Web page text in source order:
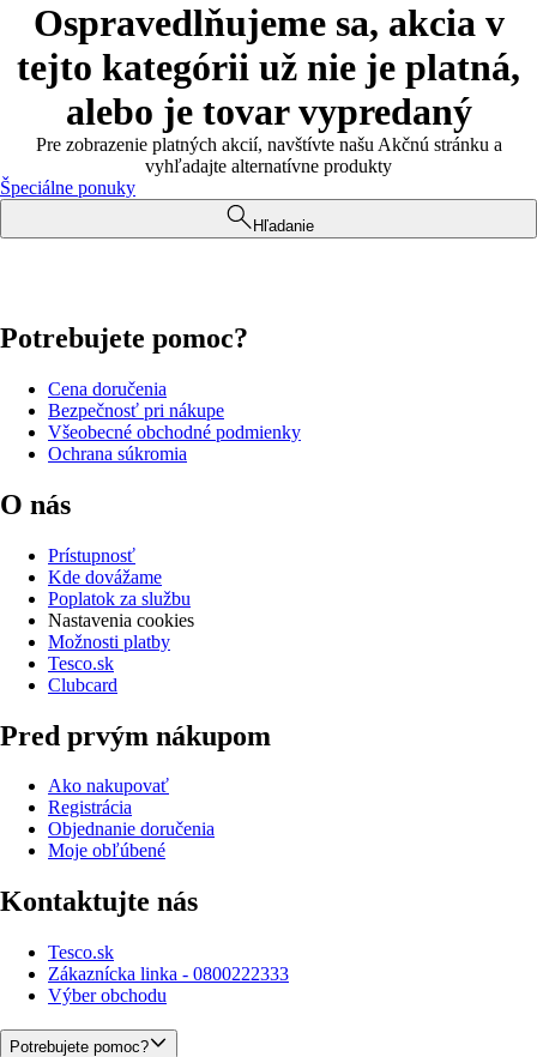
Ospravedlňujeme sa, akcia v
tejto kategórii už nie je platná,
alebo je tovar vypredaný
Pre zobrazenie platných akcií, navštívte našu Akčnú stránku a
vyhľadajte alternatívne produkty
Špeciálne ponuky
Hľadanie
Potrebujete pomoc?
Cena doručenia
Bezpečnosť pri nákupe
Všeobecné obchodné podmienky
Ochrana súkromia
O nás
Prístupnosť
Kde dovážame
Poplatok za službu
Nastavenia cookies
Možnosti platby
Tesco.sk
Clubcard
Pred prvým nákupom
Ako nakupovať
Registrácia
Objednanie doručenia
Moje obľúbené
Kontaktujte nás
Tesco.sk
Zákaznícka linka - 0800222333
Výber obchodu
Potrebujete pomoc?